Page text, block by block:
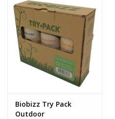
Biobizz Try Pack
Outdoor